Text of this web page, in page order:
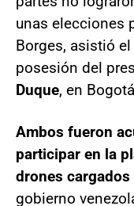
unas elecciones
Borges, asistió
posesión del
Duque, en
Ambos fueron
participar en la
drones
gobierno